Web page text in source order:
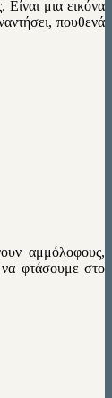
μια εικόνα
πουθενά
αμμόλοφους,
φτάσουμε στο